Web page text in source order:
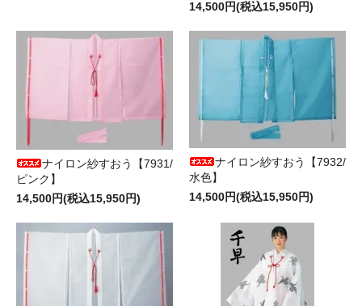
14,500円(税込15,950円)
ナイロン紗すおう【7931/
ピンク】
14,500円(税込15,950円)
ナイロン紗すおう【7932/
水色】
14,500円(税込15,950円)